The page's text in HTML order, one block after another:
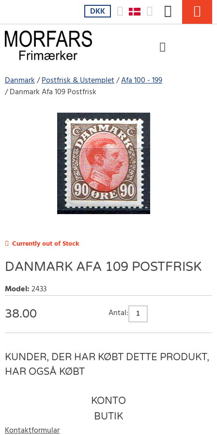
DKK
Danmark Postfrisk & Ustemplet Afa 100 - 199
Danmark Afa 109 Postfrisk
Currently out of Stock
DANMARK AFA 109 POSTFRISK
Model:2433
38.00 Antal:
KUNDER, DER HAR KØBT DETTE PRODUKT,
HAR OGSÅ KØBT
KONTO
BUTIK
Kontaktformular